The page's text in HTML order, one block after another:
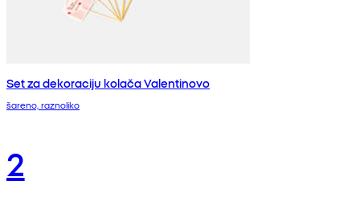
Set za dekoraciju kolača Valentinovo
šareno, raznoliko
2